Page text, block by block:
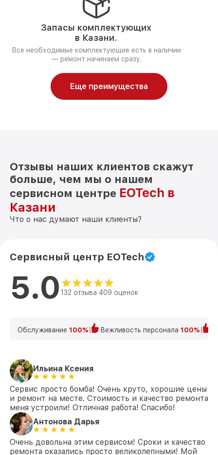
Запасы комплектующих
в Казани.
Все необходимые комплектующие есть в наличии
— ремонт начинаем сразу.
Еще преимущества
Отзывы наших клиентов скажут
больше, чем мы о нашем
сервисном центре EOTech в
Казани
Что о нас думают наши клиенты?
Сервисный центр EOTech
5.0 132 отзыва 409 оценок
Обслуживание 100% Вежливость персонала 100%
Ильина Ксения
Сервис просто бомба! Очень круто, хорошие цены
и ремонт на месте. Стоимость и качество ремонта
меня устроили! Отличная работа! Спасибо!
Антонова Дарья
Очень довольна этим сервисом! Сроки и качество
ремонта оказались просто великолепными! Мой